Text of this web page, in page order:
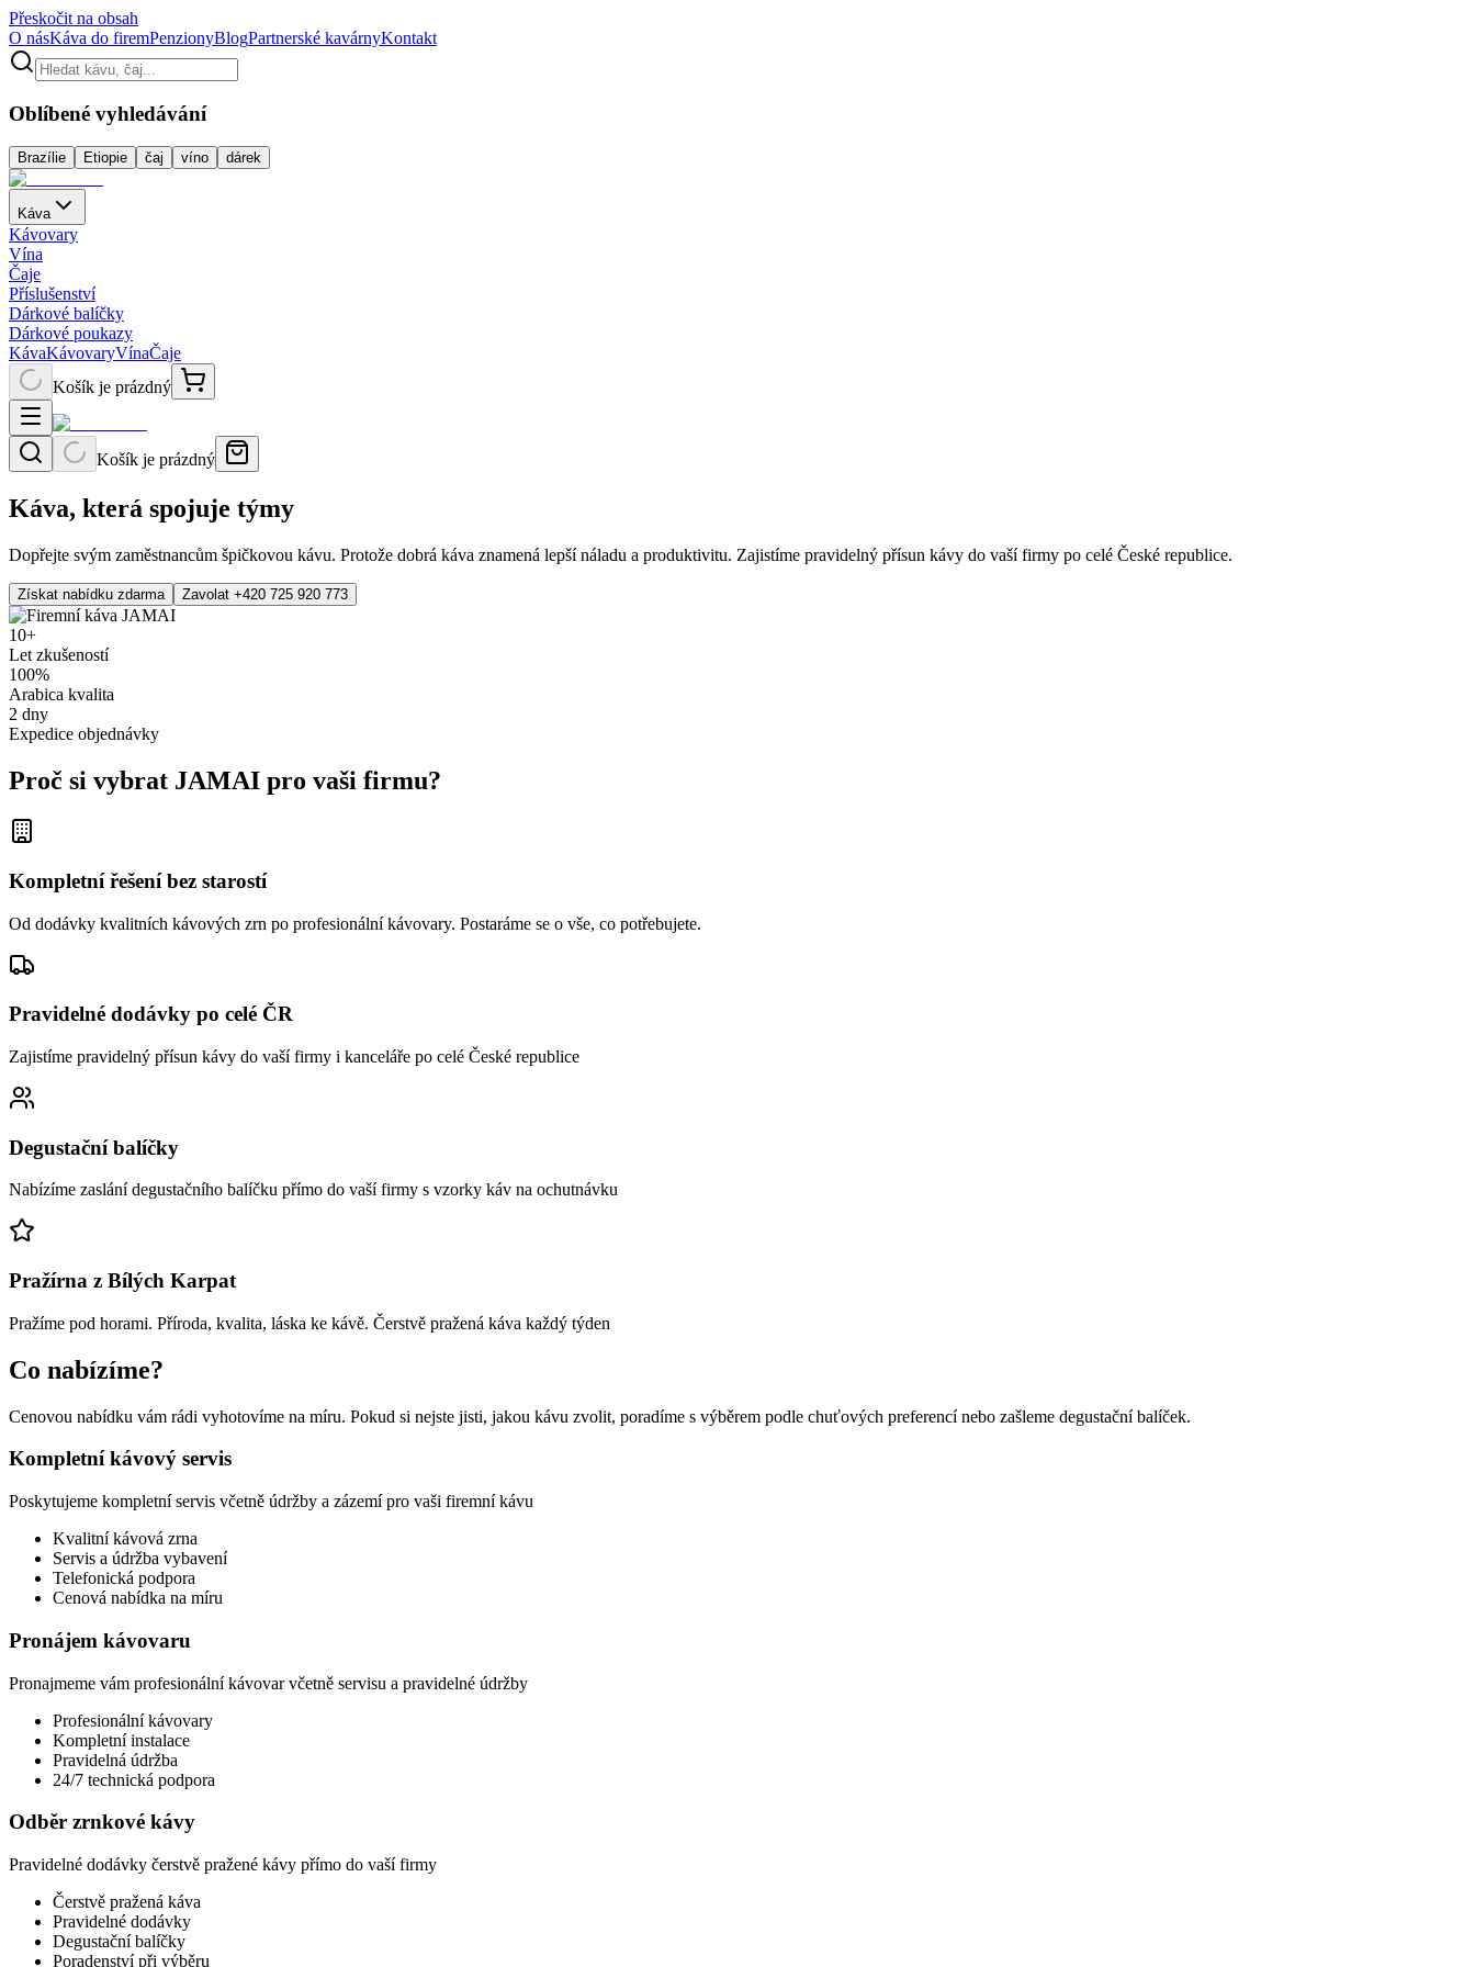
Přeskočit na obsah
O násKáva do firemPenzionyBlogPartnerské kavárnyKontakt
Oblíbené vyhledávání
Brazílie Etiopie čaj víno dárek
Káva
Kávovary
Vína
Čaje
Příslušenství
Dárkové balíčky
Dárkové poukazy
KávaKávovaryVínaČaje
Košík je prázdný
Košík je prázdný
Káva, která spojuje týmy
Dopřejte svým zaměstnancům špičkovou kávu. Protože dobrá káva znamená lepší náladu a produktivitu. Zajistíme pravidelný přísun kávy do vaší firmy po celé České republice.
Získat nabídku zdarma Zavolat +420 725 920 773
10+
Let zkušeností
100%
Arabica kvalita
2 dny
Expedice objednávky
Proč si vybrat JAMAI pro vaši firmu?
Kompletní řešení bez starostí
Od dodávky kvalitních kávových zrn po profesionální kávovary. Postaráme se o vše, co potřebujete.
Pravidelné dodávky po celé ČR
Zajistíme pravidelný přísun kávy do vaší firmy i kanceláře po celé České republice
Degustační balíčky
Nabízíme zaslání degustačního balíčku přímo do vaší firmy s vzorky káv na ochutnávku
Pražírna z Bílých Karpat
Pražíme pod horami. Příroda, kvalita, láska ke kávě. Čerstvě pražená káva každý týden
Co nabízíme?
Cenovou nabídku vám rádi vyhotovíme na míru. Pokud si nejste jisti, jakou kávu zvolit, poradíme s výběrem podle chuťových preferencí nebo zašleme degustační balíček.
Kompletní kávový servis
Poskytujeme kompletní servis včetně údržby a zázemí pro vaši firemní kávu
Kvalitní kávová zrna
Servis a údržba vybavení
Telefonická podpora
Cenová nabídka na míru
Pronájem kávovaru
Pronajmeme vám profesionální kávovar včetně servisu a pravidelné údržby
Profesionální kávovary
Kompletní instalace
Pravidelná údržba
24/7 technická podpora
Odběr zrnkové kávy
Pravidelné dodávky čerstvě pražené kávy přímo do vaší firmy
Čerstvě pražená káva
Pravidelné dodávky
Degustační balíčky
Poradenství při výběru